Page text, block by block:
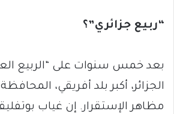
“ربيع جزائري”؟
بعد خمس سنوات على “الربيع
الجزائر، أكبر بلد أفريقي،
مظاهر الإستقرار. إن غياب